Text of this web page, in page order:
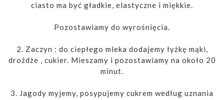
ciasto ma być gładkie, elastyczne i miękkie.
Pozostawiamy do wyrośnięcia.
2. Zaczyn : do ciepłego mleka dodajemy łyżkę mąki,
drożdże , cukier. Mieszamy i pozostawiamy na około 20
minut.
3. Jagody myjemy, posypujemy cukrem według uznania